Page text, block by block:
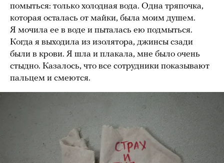
помыться: только холодная вода. Одна тряпочка,
которая осталась от майки, была моим душем.
Я мочила ее в воде и пыталась ею подмыться.
Когда я выходила из изолятора, джинсы сзади
были в крови. Я шла и плакала, мне было очень
стыдно. Казалось, что все сотрудники показывают
пальцем и смеются.